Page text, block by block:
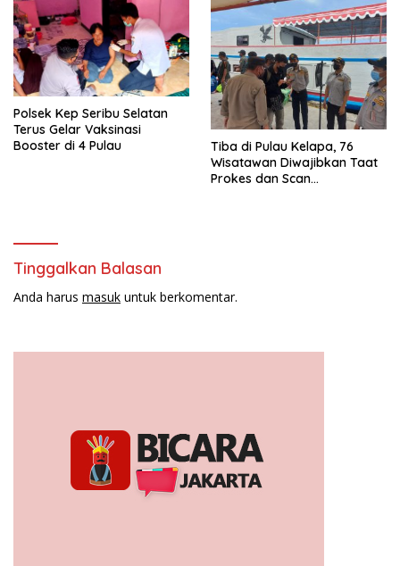
Polsek Kep Seribu Selatan
Terus Gelar Vaksinasi
Booster di 4 Pulau
Tiba di Pulau Kelapa, 76
Wisatawan Diwajibkan Taat
Prokes dan Scan
Tinggalkan Balasan
Anda harus masuk untuk berkomentar.